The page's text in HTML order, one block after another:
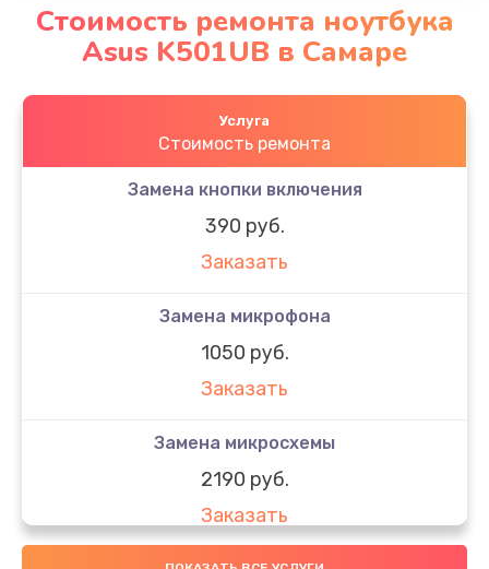
Стоимость ремонта ноутбука
Asus K501UB в Самаре
Услуга
Стоимость ремонта
Замена кнопки включения
390 руб.
Заказать
Замена микрофона
1050 руб.
Заказать
Замена микросхемы
2190 руб.
Заказать